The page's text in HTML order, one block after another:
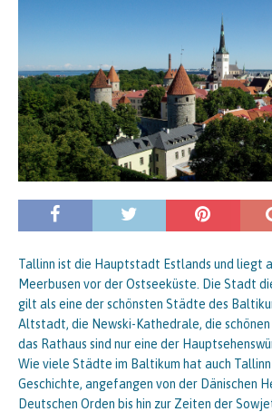
Tallinn ist die Hauptstadt Estlands und liegt
Meerbusen vor der Ostseeküste. Die Stadt
gilt als eine der schönsten Städte des
Altstadt, die Newski-Kathedrale, die
das Rathaus sind nur eine der
Wie viele Städte im Baltikum hat auch
Geschichte, angefangen von der Dänischen
Deutschen Orden bis hin zur Zeiten der